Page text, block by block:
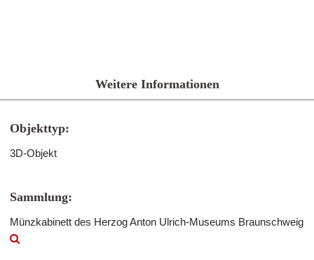
Weitere Informationen
Objekttyp:
3D-Objekt
Sammlung:
Münzkabinett des Herzog Anton Ulrich-Museums Braunschweig